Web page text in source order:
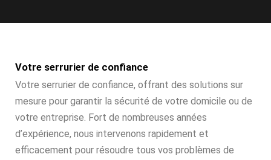
Votre serrurier de confiance
Votre serrurier de confiance, offrant des solutions sur
mesure pour garantir la sécurité de votre domicile ou de
votre entreprise. Fort de nombreuses années
d’expérience, nous intervenons rapidement et
efficacement pour résoudre tous vos problèmes de